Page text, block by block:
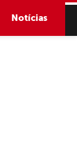
Notícias